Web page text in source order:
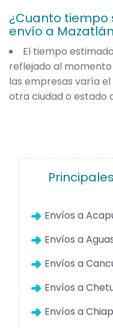
¿Cuanto
envío a
El tiempo
reflejado al
las empresas varía
otra ciudad o estado
Envíos a
Envíos a
Envíos a
Envíos a
Envíos a